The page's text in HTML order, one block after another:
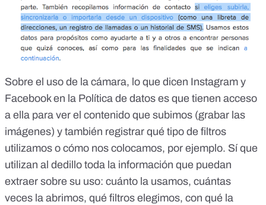
Sobre el uso de la cámara, lo que dicen Instagram y
Facebook en la Política de datos es que tienen acceso
a ella para ver el contenido que subimos (grabar las
imágenes) y también registrar qué tipo de filtros
utilizamos o cómo nos colocamos, por ejemplo. Sí que
utilizan al dedillo toda la información que puedan
extraer sobre su uso: cuánto la usamos, cuántas
veces la abrimos, qué filtros elegimos, con qué la